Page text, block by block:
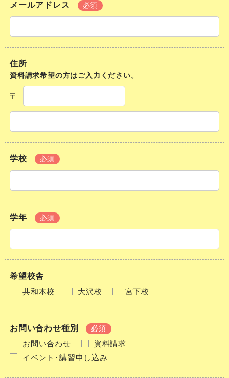
メールアドレス 必須
住所
資料請求希望の方はご入力ください。
〒
学校 必須
学年 必須
希望校舎
共和本校 大沢校 宮下校
お問い合わせ種別 必須
お問い合わせ
資料請求
イベント･講習申し込み